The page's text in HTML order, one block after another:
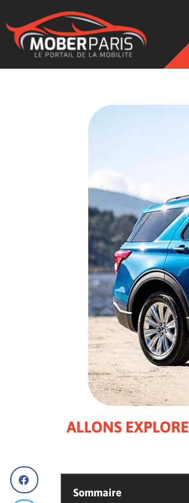
ALLONS
Sommaire